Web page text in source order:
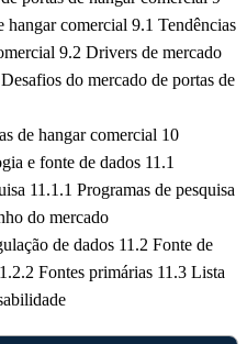
hangar comercial 9.1 Tendências
9.2 Drivers de mercado
do mercado de portas de
de hangar comercial 10
e fonte de dados 11.1
11.1.1 Programas de pesquisa
do mercado
de dados 11.2 Fonte de
Fontes primárias 11.3 Lista